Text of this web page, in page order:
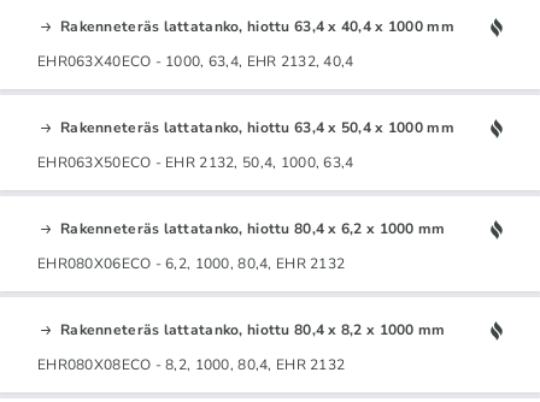
Rakenneteräs lattatanko, hiottu 63,4 x 40,4 x 1000 mm
EHR063X40ECO - 1000, 63,4, EHR 2132, 40,4
Rakenneteräs lattatanko, hiottu 63,4 x 50,4 x 1000 mm
EHR063X50ECO - EHR 2132, 50,4, 1000, 63,4
Rakenneteräs lattatanko, hiottu 80,4 x 6,2 x 1000 mm
EHR080X06ECO - 6,2, 1000, 80,4, EHR 2132
Rakenneteräs lattatanko, hiottu 80,4 x 8,2 x 1000 mm
EHR080X08ECO - 8,2, 1000, 80,4, EHR 2132